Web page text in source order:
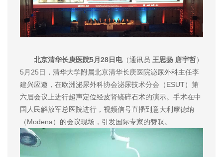
北京清华长庚医院5月28日电（通讯员 王思扬 唐宇哲）
5月25日，清华大学附属北京清华长庚医院泌尿外科主任李
建兴应邀，在欧洲泌尿外科协会泌尿技术分会（ESUT）第
六届会议上进行超声定位经皮肾镜碎石术的演示。手术在中
国人民解放军总医院进行，视频信号直播到意大利摩德纳
（Modena）的会议现场，引发国际专家的赞叹。